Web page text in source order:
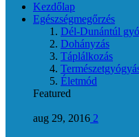
Kezdőlap
Egészségmegőrzés
Dél-Dunántúl
Dohányzás
Táplálkozás
Életmód
Featured
aug 29, 2016 2